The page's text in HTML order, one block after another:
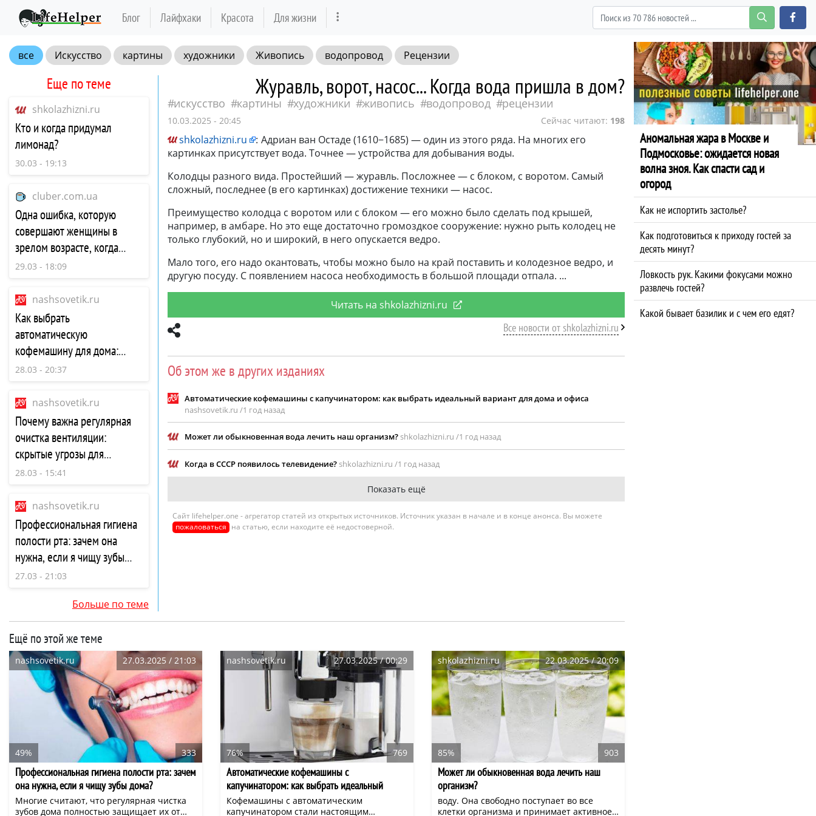
Блог Лайфхаки Красота Для жизни
все Искусство картины художники Живопись водопровод Рецензии
Еще по теме
shkolazhizni.ru
Кто и когда придумал
лимонад?
30.03 - 19:13
cluber.com.ua
Одна ошибка, которую
совершают женщины в
зрелом возрасте, когда
ищут любовь
29.03 - 18:09
nashsovetik.ru
Как выбрать
автоматическую
кофемашину для дома:
советы и рекомендации
28.03 - 20:37
nashsovetik.ru
Почему важна регулярная
очистка вентиляции:
скрытые угрозы для
здоровья и дома
28.03 - 15:41
nashsovetik.ru
Профессиональная гигиена
полости рта: зачем она
нужна, если я чищу зубы
дома?
27.03 - 21:03
Больше по теме
Журавль, ворот, насос... Когда вода пришла в дом?
искусство картины художники живопись водопровод рецензии
10.03.2025 - 20:45 Сейчас читают: 198
shkolazhizni.ru : Адриан ван Остаде (1610−1685) — один из этого ряда. На многих его
картинках присутствует вода. Точнее — устройства для добывания воды.
Колодцы разного вида. Простейший — журавль. Посложнее — с блоком, с воротом. Самый
сложный, последнее (в его картинках) достижение техники — насос.
Преимущество колодца с воротом или с блоком — его можно было сделать под крышей,
например, в амбаре. Но это еще достаточно громоздкое сооружение: нужно рыть колодец не
только глубокий, но и широкий, в него опускается ведро.
Мало того, его надо окантовать, чтобы можно было на край поставить и колодезное ведро, и
другую посуду. С появлением насоса необходимость в большой площади отпала.
Читать на shkolazhizni.ru
Все новости от shkolazhizni.ru
Об этом же в других изданиях
Автоматические кофемашины с капучинатором: как выбрать идеальный вариант для дома и офиса
nashsovetik.ru /1 год назад
Может ли обыкновенная вода лечить наш организм?shkolazhizni.ru /1 год назад
Когда в СССР появилось телевидение?shkolazhizni.ru /1 год назад
Показать ещё
Сайт lifehelper.one - агрегатор статей из открытых источников. Источник указан в начале и в конце анонса. Вы можете
пожаловаться на статью, если находите её недостоверной.
Ещё по этой же теме
nashsovetik.ru 27.03.2025 / 21:03
49% 333
Профессиональная гигиена полости рта: зачем
она нужна, если я чищу зубы дома?
Многие считают, что регулярная чистка
зубов дома полностью защищает их от
nashsovetik.ru 27.03.2025 / 00:29
76% 769
Автоматические кофемашины с
капучинатором: как выбрать идеальный
вариант для дома и офиса
Кофемашины с автоматическим
капучинатором стали настоящим
shkolazhizni.ru 22.03.2025 / 20:09
85% 903
Может ли обыкновенная вода лечить наш
организм?
воду. Она свободно поступает во все
клетки организма и принимает активное
Аномальная жара в Москве и
Подмосковье: ожидается новая
волна зноя. Как спасти сад и
огород
Как не испортить застолье?
Как подготовиться к приходу гостей за
десять минут?
Ловкость рук. Какими фокусами можно
развлечь гостей?
Какой бывает базилик и с чем его едят?